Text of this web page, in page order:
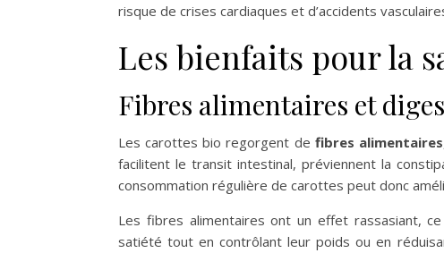
risque de crises cardiaques et d’accidents
Les bienfaits pour la
Fibres alimentaires et
Les carottes bio regorgent de fibres alimentaires
facilitent le transit intestinal, préviennent la
consommation régulière de carottes peut donc
Les fibres alimentaires ont un effet rassasiant,
satiété tout en contrôlant leur poids ou en